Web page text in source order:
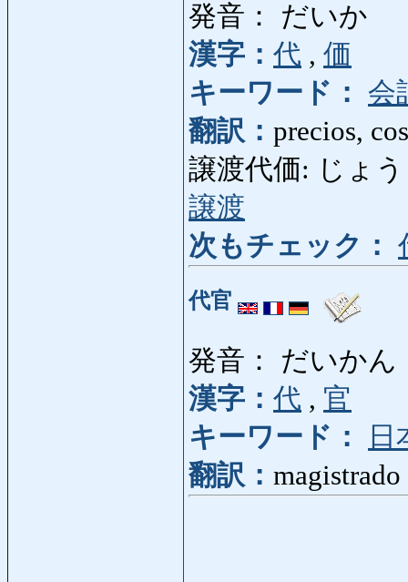
発音： だいか
漢字： 代 , 価
キーワード：
会
翻訳： precios,
譲渡代価: じょう
譲渡
次もチェック：
代官
発音： だいかん
漢字： 代 , 官
キーワード：
日
翻訳：